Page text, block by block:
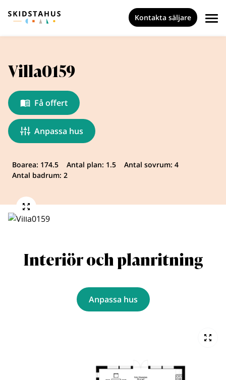
Kontakta säljare
Villa0159
Få offert
Anpassa hus
Boarea: 174.5 Antal plan: 1.5
Antal sovrum: 4
Antal badrum: 2
Interiör och planritning
Anpassa hus